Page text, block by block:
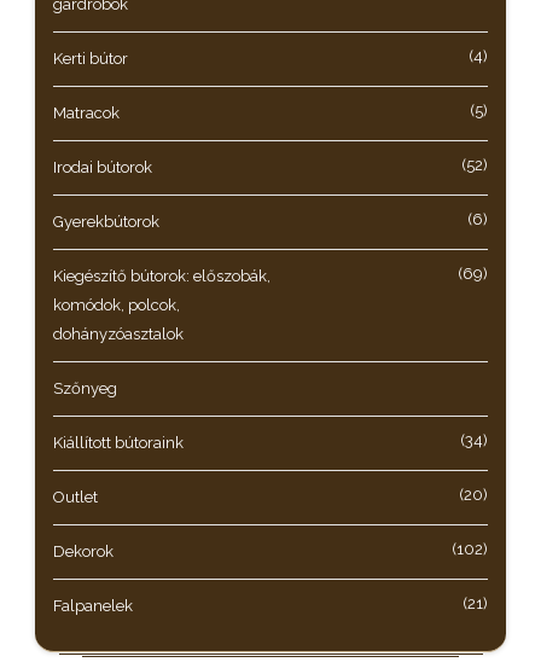
gardróbok
Kerti bútor (4)
Matracok (5)
Irodai bútorok (52)
Gyerekbútorok (6)
Kiegészítő bútorok: előszobák,
komódok, polcok,
dohányzóasztalok
(69)
Szőnyeg
Kiállított bútoraink (34)
Outlet (20)
Dekorok (102)
Falpanelek (21)